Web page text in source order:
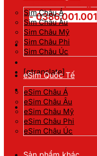
Hotline đặt hàng
- 0386.001.001
[gtranslate]
Sim Châu Á
Sim Châu Âu
Sim Châu Mỹ
Sim Châu Phi
Sim Châu Úc
eSim Quốc Tế
eSim Châu Á
eSim Châu Âu
eSim Châu Mỹ
eSim Châu Phi
eSim Châu Úc